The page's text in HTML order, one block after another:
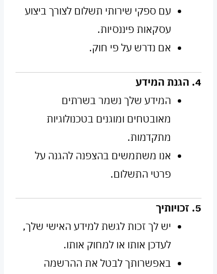
עם ספקי שירותי תשלום לצורך ביצוע
עסקאות פיננסיות.
אם נדרש על פי חוק.
4. הגנת המידע
המידע שלך נשמר בשרתים
מאובטחים ומוגנים בטכנולוגיות
מתקדמות.
אנו משתמשים בהצפנה להגנה על
פרטי התשלום.
5. זכויותיך
יש לך זכות לגשת למידע האישי שלך,
לעדכן אותו או למחוק אותו.
באפשרותך לבטל את ההרשמה